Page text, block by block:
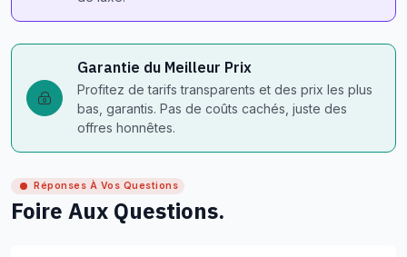
Garantie du Meilleur Prix
Profitez de tarifs transparents et des prix les plus
bas, garantis. Pas de coûts cachés, juste des
offres honnêtes.
Réponses À Vos Questions
Foire Aux Questions.